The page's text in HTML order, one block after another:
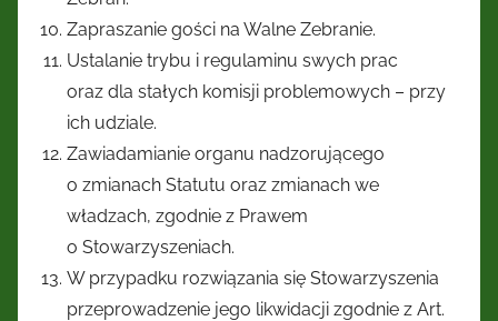
Zapraszanie gości na Walne Zebranie.
Ustalanie trybu i regulaminu swych prac
oraz dla stałych komisji problemowych – przy
ich udziale.
Zawiadamianie organu nadzorującego
o zmianach Statutu oraz zmianach we
władzach, zgodnie z Prawem
o Stowarzyszeniach.
W przypadku rozwiązania się Stowarzyszenia
przeprowadzenie jego likwidacji zgodnie z Art.